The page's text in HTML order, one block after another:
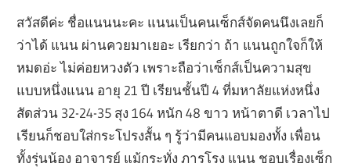
สวัสดีค่ะ ชื่อแนนนะคะ แนนเป็นคนเซ็กส์จัดคนนึงเลยก็
ว่าได้ แนน ผ่านควยมาเยอะ เรียกว่า ถ้า แนนถูกใจก็ให้
หมดอ่ะ ไม่ค่อยหวงตัว เพราะถือว่าเซ็กส์เป็นความสุข
แบบหนึ่งแนน อายุ 21 ปี เรียนชั้นปี 4 ที่มหาลัยแห่งหนึ่ง
สัดส่วน 32-24-35 สุง 164 หนัก 48 ขาว หน้าตาดี เวลาไป
เรียนก็ชอบใส่กระโปรงสั้น ๆ รู้ว่ามีคนแอบมองทั้ง เพื่อน
ทั้งรุ่นน้อง อาจารย์ แม้กระทั่ง ภารโรง แนน ชอบเรื่องเซ็ก